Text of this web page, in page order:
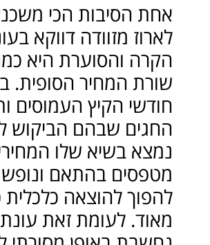
אחת הסיבות הכי
לארוז מזוודה דווקא
הקרה והסוערת היא
שורת המחיר הסופית.
חודשי הקיץ העמוסים
החגים שבהם הביקוש
נמצא בשיא שלו
מטפסים בהתאם ונופש
להפוך להוצאה
מאוד. לעומת זאת